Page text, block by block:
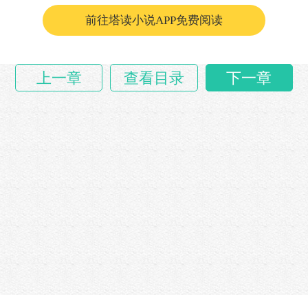
前往塔读小说APP免费阅读
上一章 查看目录 下一章